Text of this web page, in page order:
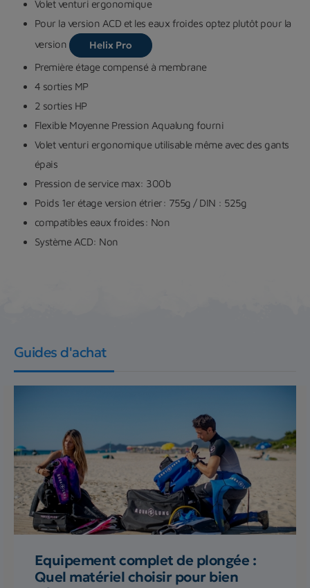
Volet venturi ergonomique
Pour la version ACD et les eaux froides optez plutôt pour la
version
Helix Pro
Première étage compensé à membrane
4 sorties MP
2 sorties HP
Flexible Moyenne Pression Aqualung fourni
Volet venturi ergonomique utilisable même avec des gants
épais
Pression de service max: 300b
Poids 1er étage version étrier: 755g / DIN : 525g
compatibles eaux froides: Non
Système ACD: Non
Guides d'achat
Equipement complet de plongée :
Quel matériel choisir pour bien